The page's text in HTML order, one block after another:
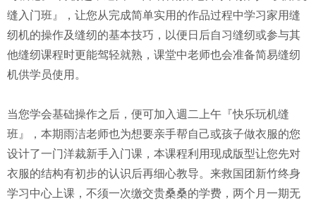
缝入门班』，让您从完成简单实用的作品过程中学习家用缝
纫机的操作及缝纫的基本技巧，以便日后自习缝纫或参与其
他缝纫课程时更能驾轻就熟，课堂中老师也会准备简易缝纫
机供学员使用。
当您学会基础操作之后，便可加入週二上午『快乐玩机缝
班』，本期雨洁老师也为想要亲手帮自己或孩子做衣服的您
设计了一门洋裁新手入门课，本课程利用现成版型让您先对
衣服的结构有初步的认识后再细心教导。来救国团新竹终身
学习中心上课，不须一次缴交贵桑桑的学费，两个月一期无